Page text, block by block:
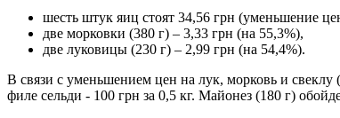
шесть штук яиц стоят 34,56 грн (уменьшение
две морковки (380 г) – 3,33 грн (на 55,3%),
две луковицы (230 г) – 2,99 грн (на 54,4%).
В связи с уменьшением цен на лук, морковь и свеклу
филе сельди - 100 грн за 0,5 кг. Майонез (180 г)